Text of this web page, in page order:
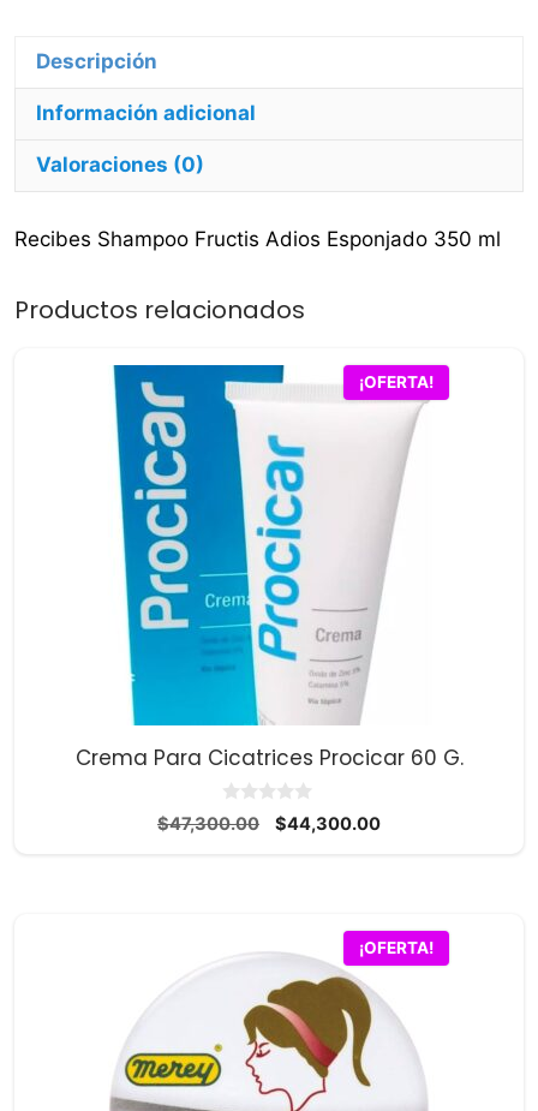
Descripción
Información adicional
Valoraciones (0)
Recibes Shampoo Fructis Adios Esponjado 350 ml
Productos relacionados
¡OFERTA!
Crema Para Cicatrices Procicar 60 G.
0
d
$47,300.00
El
$44,300.00El
¡OFERTA!